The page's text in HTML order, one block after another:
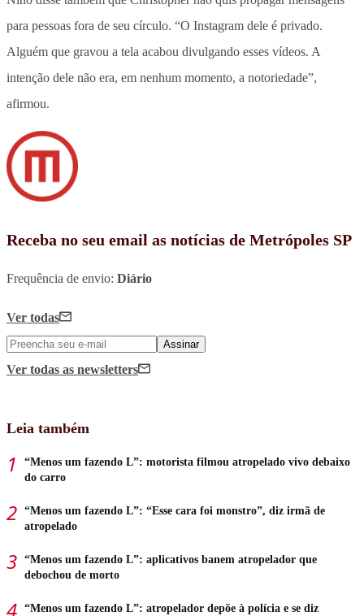
para pessoas fora de seu círculo. “O Instagram dele é privado.
Alguém que gravou a tela acabou divulgando esses vídeos. A
intenção dele não era, em nenhum momento, a notoriedade”,
afirmou.
Receba no seu email as notícias de Metrópoles SP
Frequência de envio: Diário
Ver todas
Assinar
Ver todas as newsletters
Leia também
“Menos um fazendo L”: motorista filmou atropelado vivo debaixo
do carro
“Menos um fazendo L”: “Esse cara foi monstro”, diz irmã de
atropelado
“Menos um fazendo L”: aplicativos banem atropelador que
debochou de morto
“Menos um fazendo L”: atropelador depõe à polícia e se diz